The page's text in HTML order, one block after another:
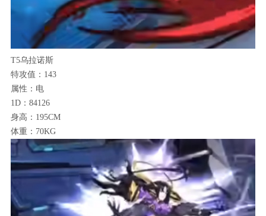
T5乌拉诺斯
特攻值：143
属性：电
1D：84126
身高：195CM
体重：70KG